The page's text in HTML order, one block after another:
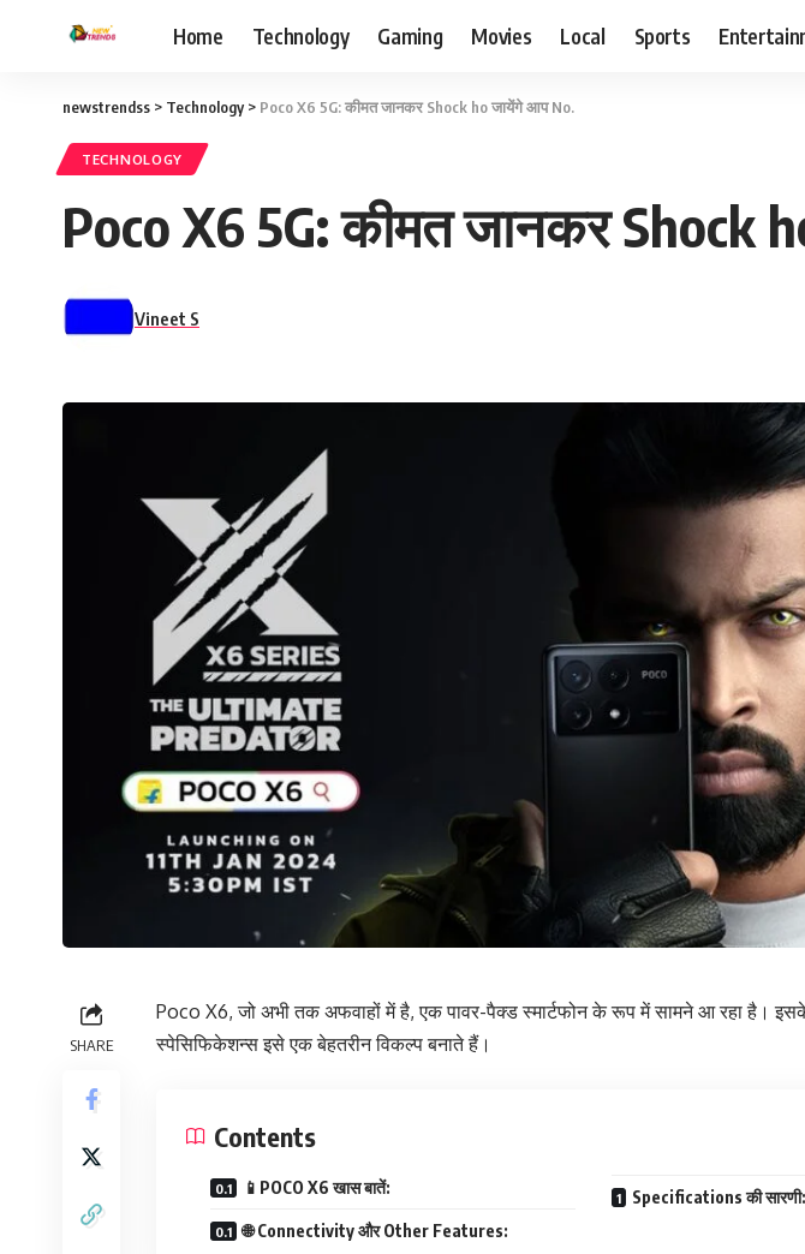
Home Technology Gaming Movies Local Sports
newstrendss > Technology> Poco X6 5G: कीमत जानकर Shock ho जायेंगे आप No.
TECHNOLOGY
Poco X6 5G: कीमत जानकर Shock
Vineet S
SHARE
Poco X6, जो अभी तक अफवाहों में है, एक पावर-पैक्ड स्मार्टफोन के रूप में सामने आ रहा है।
स्पेसिफिकेशन्स इसे एक बेहतरीन विकल्प बनाते हैं।
Contents
📱POCO X6 खास बातें:
🌐 Connectivity और Other Features:
Specifications की सारणी: